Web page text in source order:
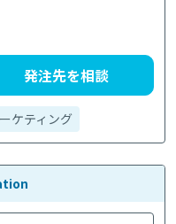
発注先を相談
ケティング